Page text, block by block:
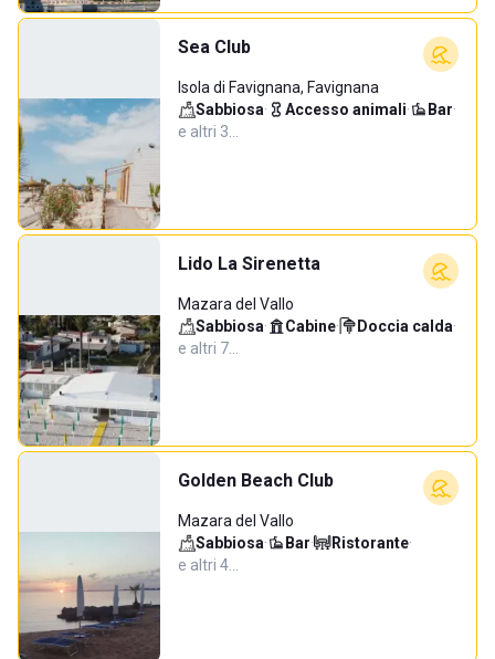
Sea Club
Isola di Favignana, Favignana
Sabbiosa· Accesso animali· Bar·
e altri 3…
Lido La Sirenetta
Mazara del Vallo
Sabbiosa· Cabine· Doccia calda·
e altri 7…
Golden Beach Club
Mazara del Vallo
Sabbiosa· Bar· Ristorante·
e altri 4…